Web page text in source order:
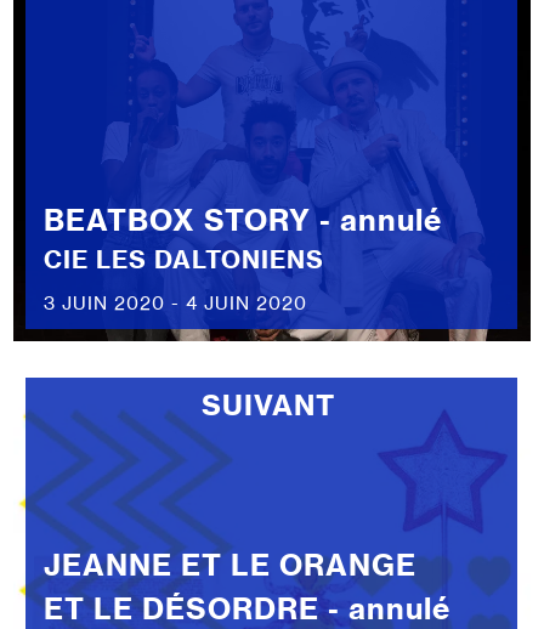
BEATBOX STORY - annulé
CIE LES DALTONIENS
3 JUIN 2020 - 4 JUIN 2020
SUIVANT
JEANNE ET LE ORANGE
ET LE DÉSORDRE - annulé